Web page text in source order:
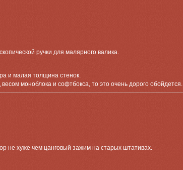
ручки для малярного валика.
и малая толщина стенок.
моноблока и софтбокса, то это очень дорого обойдется.
не хуже чем цанговый зажим на старых штативах.